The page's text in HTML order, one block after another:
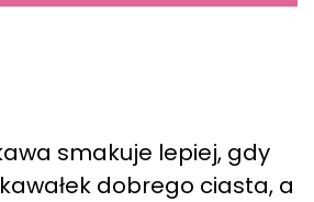
smakuje lepiej, gdy
dobrego ciasta, a